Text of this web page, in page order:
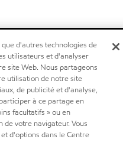
d'autres technologies de
utilisateurs et d'analyser
site Web. Nous partageons
utilisation de notre site
de publicité et d'analyse,
à ce partage en
facultatifs » ou en
votre navigateur. Vous
d'options dans le Centre